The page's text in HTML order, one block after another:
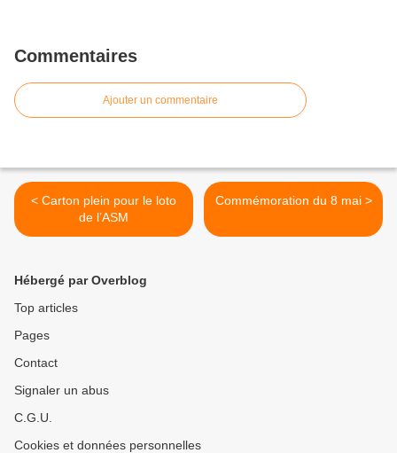
Commentaires
Ajouter un commentaire
< Carton plein pour le loto
de l’ASM
Commémoration du 8 mai >
Hébergé par Overblog
Top articles
Pages
Contact
Signaler un abus
C.G.U.
Cookies et données personnelles